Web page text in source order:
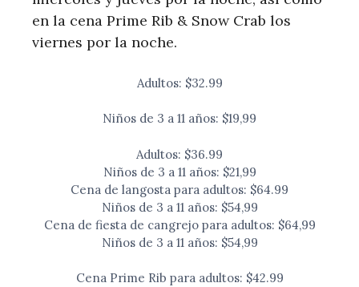
en la cena Prime Rib & Snow Crab los
viernes por la noche.
Adultos: $32.99
Niños de 3 a 11 años: $19,99
Adultos: $36.99
Niños de 3 a 11 años: $21,99
Cena de langosta para adultos: $64.99
Niños de 3 a 11 años: $54,99
Cena de fiesta de cangrejo para adultos: $64,99
Niños de 3 a 11 años: $54,99
Cena Prime Rib para adultos: $42.99